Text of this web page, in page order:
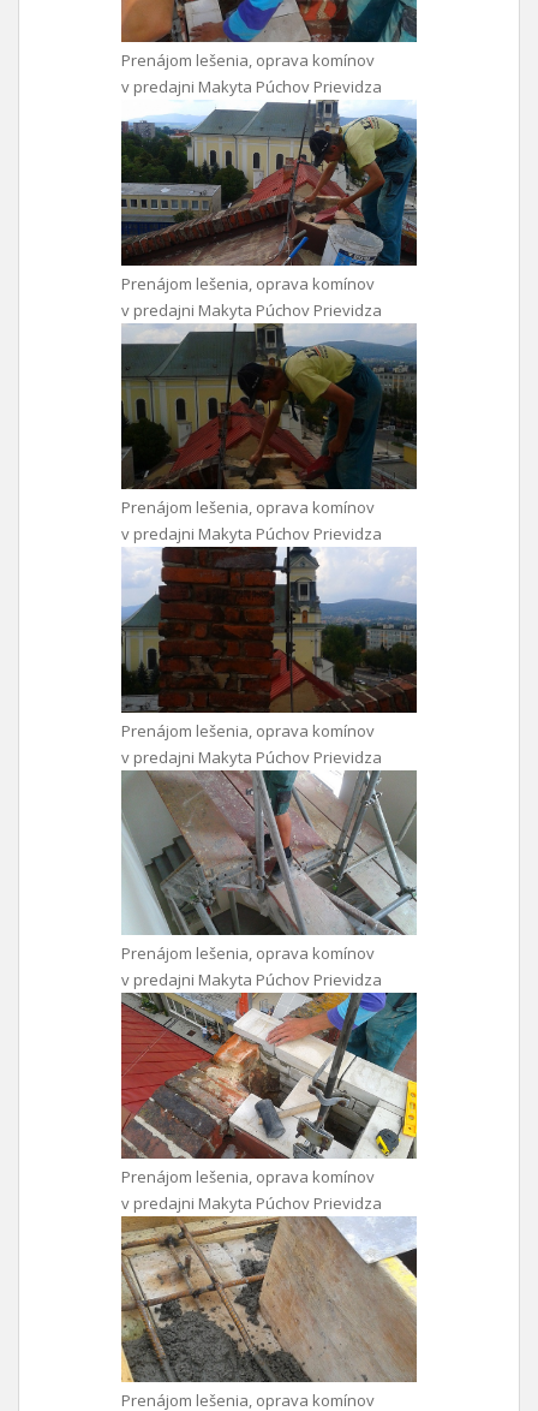
Prenájom lešenia, oprava komínov
v predajni Makyta Púchov Prievidza
Prenájom lešenia, oprava komínov
v predajni Makyta Púchov Prievidza
Prenájom lešenia, oprava komínov
v predajni Makyta Púchov Prievidza
Prenájom lešenia, oprava komínov
v predajni Makyta Púchov Prievidza
Prenájom lešenia, oprava komínov
v predajni Makyta Púchov Prievidza
Prenájom lešenia, oprava komínov
v predajni Makyta Púchov Prievidza
Prenájom lešenia, oprava komínov